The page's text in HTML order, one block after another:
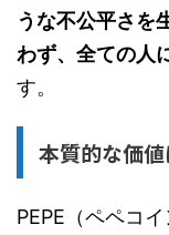
うな不公平さを
わず、全ての人
す。
本質的な価
PEPE（ペペコイ